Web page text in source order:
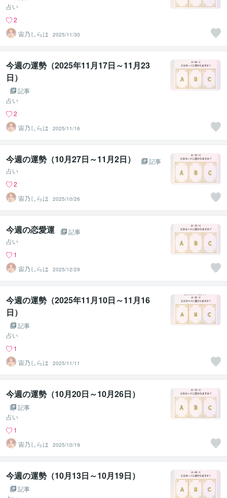
占い
2
宙乃しらは
2025/11/30
今週の運勢（2025年11月17日～11月23
日）
記事
占い
2
宙乃しらは
2025/11/16
今週の運勢（10月27日～11月2日）
記事
占い
2
宙乃しらは
2025/10/26
今週の恋愛運
記事
占い
1
宙乃しらは
2025/12/29
今週の運勢（2025年11月10日～11月16
日）
記事
占い
1
宙乃しらは
2025/11/11
今週の運勢（10月20日～10月26日）
記事
占い
1
宙乃しらは
2025/10/19
今週の運勢（10月13日～10月19日）
記事